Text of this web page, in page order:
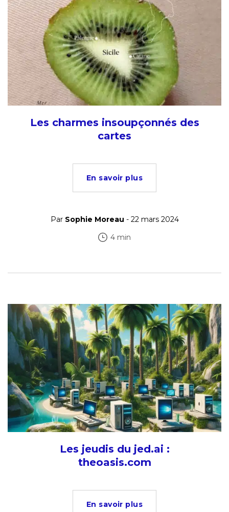
Les charmes insoupçonnés des
cartes
En savoir plus
Par Sophie Moreau - 22 mars 2024
4 min
Les jeudis du jed.ai :
theoasis.com
En savoir plus